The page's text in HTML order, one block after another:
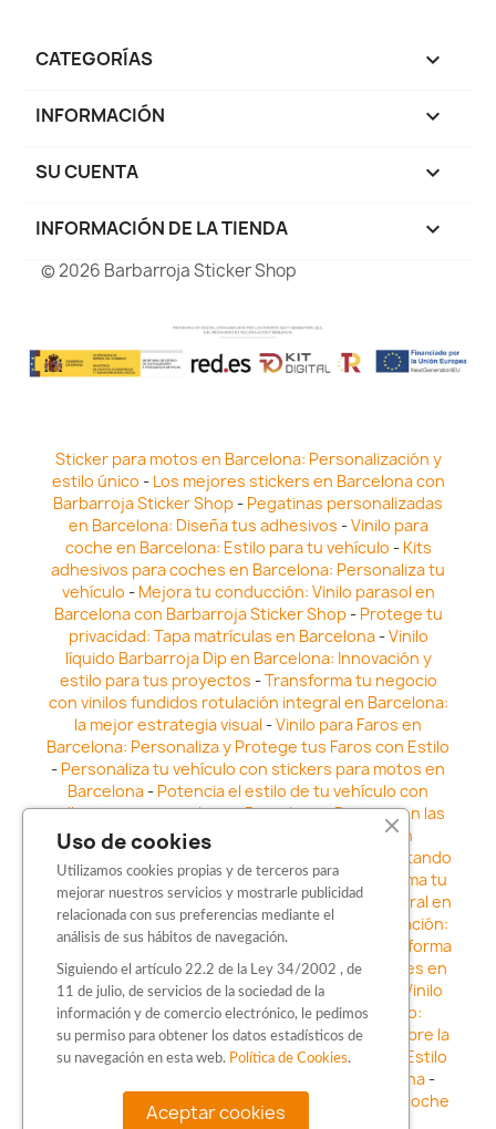
CATEGORÍAS 
INFORMACIÓN 
SU CUENTA 
INFORMACIÓN DE LA TIENDA keyboard_arrow_down
© 2026 Barbarroja Sticker Shop
Sticker para motos en Barcelona: Personalización y
estilo único - Los mejores stickers en Barcelona con
Barbarroja Sticker Shop- Pegatinas personalizadas
en Barcelona: Diseña tus adhesivos -Vinilo para
coche en Barcelona: Estilo para tu vehículo - Kits
adhesivos para coches en Barcelona: Personaliza tu
vehículo - Mejora tu conducción: Vinilo parasol en
Barcelona con Barbarroja Sticker Shop- Protege tu
privacidad: Tapa matrículas en Barcelona-Vinilo
líquido Barbarroja Dip en Barcelona: Innovación y
estilo para tus proyectos -Transforma tu negocio
con vinilos fundidos rotulación integral en Barcelona:
la mejor estrategia visual -Vinilo para Faros en
Barcelona: Personaliza y Protege tus Faros con Estilo
- Personaliza tu vehículo con stickers para motos en
Barcelona- Potencia el estilo de tu vehículo con
adhesivos para coche en Barcelona-Destaca en las
calles: Los Mejores stickers para coches en
Vinilo para faros en Barcelona: Resaltando
la Estética y Seguridad del Automóvil- Transforma tu
vehículo con los vinilos fundidos rotulación integral en
Barcelona-Explora la Innovación en Personalización:
Vinilo líquido barbarroja dip en Barcelona
Transforma
tu vehículo con estilo: Kits adhesivos para coches en
Barcelona-Personaliza tu vehículo con estilo: Vinilo
para coche en Barcelona-Destaca con Estilo:
Pegatinas personalizadas en Barcelona -Descubre la
distinción: Los Mejores stickers en Barcelona
Estilo
en movimiento: Sticker para motos en Barcelona-
Personalización sobre ruedas: Adhesivos para coche
en Barcelona
Uso de cookies
Utilizamos cookies propias y de terceros para
mejorar nuestros servicios y mostrarle publicidad
relacionada con sus preferencias mediante el
análisis de sus hábitos de navegación.
Siguiendo el artículo 22.2 de la Ley 34/2002 , de
11 de julio, de servicios de la sociedad de la
información y de comercio electrónico, le pedimos
su permiso para obtener los datos estadísticos de
su navegación en esta web. Política de Cookies.
Aceptar cookies